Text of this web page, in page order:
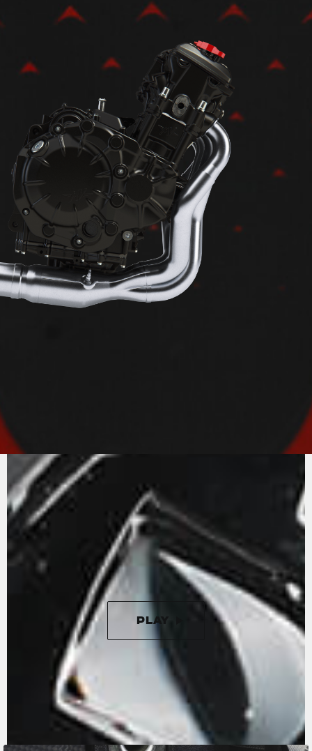
Un cuatro cilindros en línea con válvulas
radiales y bielas de titanio. El motor de la Rush
representa la tecnología más puntera en la
ingeniería de motociclismo. Con una potencia
de 208 caballos a 13 000 rmp, el motor de
cuatro cilindros en línea se complementa con
un magnífico tubo de escape de cuatro salidas
que resalta su sonido agresivo e inconfundible.
PLAY